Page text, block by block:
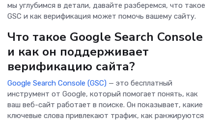
мы углубимся в детали, давайте разберемся, что такое
GSC и как верификация может помочь вашему сайту.
Что такое Google Search Console
и как он поддерживает
верификацию сайта?
Google Search Console (GSC) — это бесплатный
инструмент от Google, который помогает понять, как
ваш веб-сайт работает в поиске. Он показывает, какие
ключевые слова привлекают трафик, как ранжируются